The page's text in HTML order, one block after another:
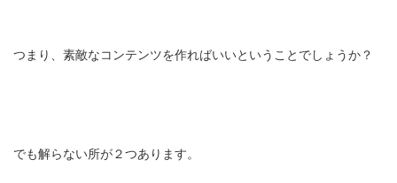
つまり、素敵なコンテンツを作ればいいということでしょうか？
でも解らない所が２つあります。